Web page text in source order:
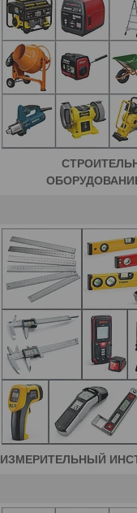
ИЗМЕРИТЕЛЬНЫЙ